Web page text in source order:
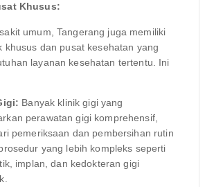
Khusus:
umum, Tangerang juga memiliki
khusus dan pusat kesehatan yang
layanan kesehatan tertentu. Ini
Banyak klinik gigi yang
perawatan gigi komprehensif,
pemeriksaan dan pembersihan rutin
yang lebih kompleks seperti
implan, dan kedokteran gigi